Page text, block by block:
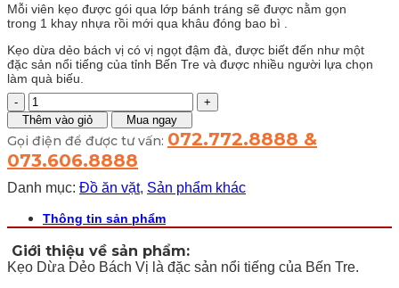
Mỗi viên kẹo được gói qua lớp bánh tráng sẽ được nằm gọn
trong 1 khay nhựa rồi mới qua khâu đóng bao bì .
Kẹo dừa dẻo bách vị có vị ngọt đậm đà, được biết đến như một
đặc sản nổi tiếng của tỉnh Bến Tre và được nhiều người lựa chọn
làm quà biếu.
KẸO
DỪA
LÁ
DỨA,SẦU
RIÊNG,
KHOAI
MÔN
500G
số
lượng
Thêm vào giỏ Mua ngay
Gọi điện để được tư vấn: 072.772.8888 &
073.606.8888
Danh mục: Đồ ăn vặt, Sản phẩm khác
Thông tin sản phẩm
Giới thiệu về sản phẩm:
Kẹo Dừa Dẻo Bách Vị là đặc sản nổi tiếng của Bến Tre.